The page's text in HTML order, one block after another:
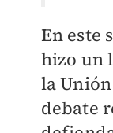
En este
hizo un
la
debate